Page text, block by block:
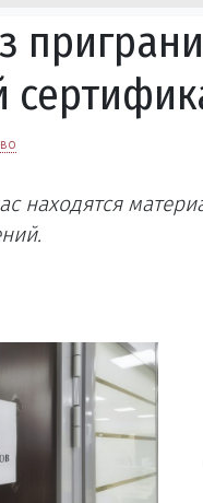
находятся